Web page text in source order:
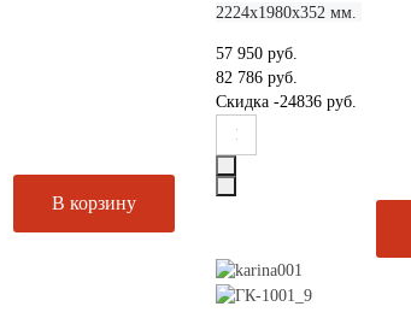
2224х1980х352 мм.
57 950 руб.
82 786 руб.
Скидка -24836 руб.